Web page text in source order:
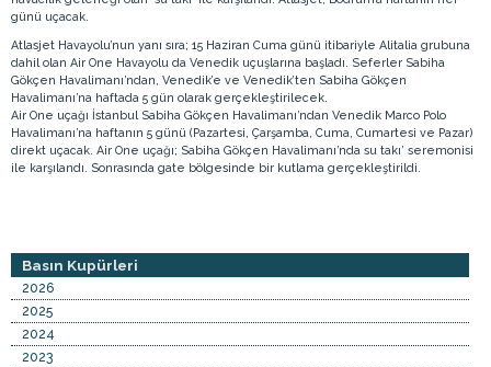
günü uçacak.
Atlasjet Havayolu’nun yanı sıra; 15 Haziran Cuma günü itibariyle Alitalia grubuna
dahil olan Air One Havayolu da Venedik uçuşlarına başladı. Seferler Sabiha
Gökçen Havalimanı’ndan, Venedik’e ve Venedik’ten Sabiha Gökçen
Havalimanı’na haftada 5 gün olarak gerçekleştirilecek.
Air One uçağı İstanbul Sabiha Gökçen Havalimanı’ndan Venedik Marco Polo
Havalimanı’na haftanın 5 günü (Pazartesi, Çarşamba, Cuma, Cumartesi ve Pazar)
direkt uçacak. Air One uçağı; Sabiha Gökçen Havalimanı’nda su takı’ seremonisi
ile karşılandı. Sonrasında gate bölgesinde bir kutlama gerçekleştirildi.
Basın Kupürleri
2026
2025
2024
2023